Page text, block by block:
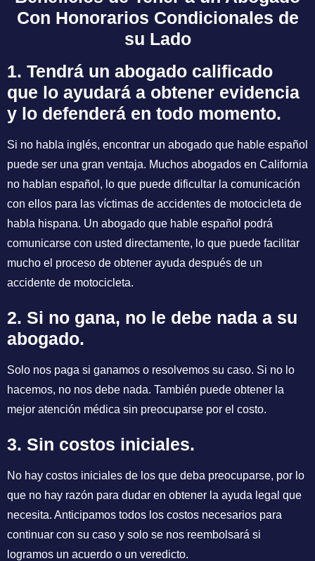
Con Honorarios Condicionales de
su Lado
1. Tendrá un abogado calificado
que lo ayudará a obtener evidencia
y lo defenderá en todo momento.
Si no habla inglés, encontrar un abogado que hable español
puede ser una gran ventaja. Muchos abogados en California
no hablan español, lo que puede dificultar la comunicación
con ellos para las víctimas de accidentes de motocicleta de
habla hispana. Un abogado que hable español podrá
comunicarse con usted directamente, lo que puede facilitar
mucho el proceso de obtener ayuda después de un
accidente de motocicleta.
2. Si no gana, no le debe nada a su
abogado.
Solo nos paga si ganamos o resolvemos su caso. Si no lo
hacemos, no nos debe nada. También puede obtener la
mejor atención médica sin preocuparse por el costo.
3. Sin costos iniciales.
No hay costos iniciales de los que deba preocuparse, por lo
que no hay razón para dudar en obtener la ayuda legal que
necesita. Anticipamos todos los costos necesarios para
continuar con su caso y solo se nos reembolsará si
logramos un acuerdo o un veredicto.